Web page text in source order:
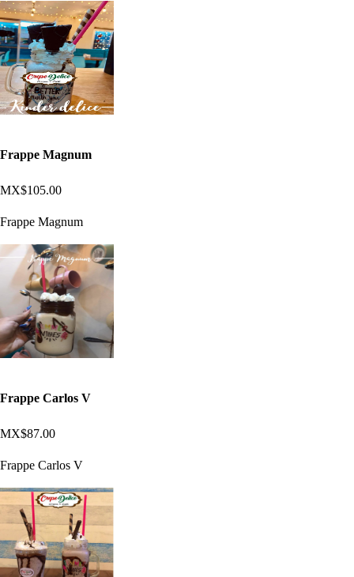
Frappe Magnum
MX$105.00
Frappe Magnum
Frappe Carlos V
MX$87.00
Frappe Carlos V